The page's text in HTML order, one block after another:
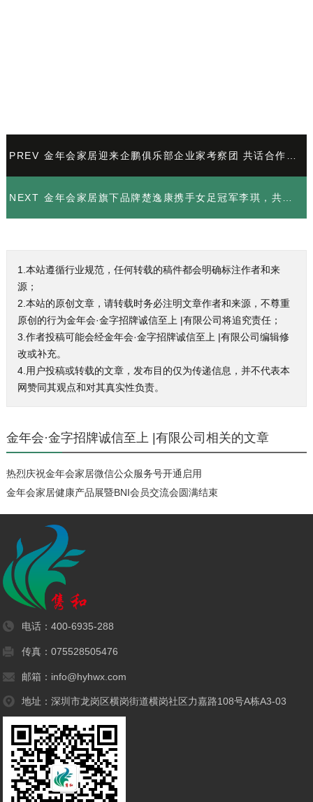
PREV
NEXT
1.本站遵循行业规范，任何转载的稿件都会明确标注作者和来
源；
2.本站的原创文章，请转载时务必注明文章作者和来源，不尊重
原创的行为金年会·金字招牌诚信至上 |有限公司将追究责任；
3.作者投稿可能会经金年会·金字招牌诚信至上 |有限公司编辑修
改或补充。
4.用户投稿或转载的文章，发布目的仅为传递信息，并不代表本
网赞同其观点和对其真实性负责。
金年会·金字招牌诚信至上 |有限公司相关的文章
热烈庆祝金年会家居微信公众服务号开通启用
金年会家居健康产品展暨BNI会员交流会圆满结束
电话：400-6935-288
传真：075528505476
邮箱：info@hyhwx.com
地址：深圳市龙岗区横岗街道横岗社区力嘉路108号A栋A3-03